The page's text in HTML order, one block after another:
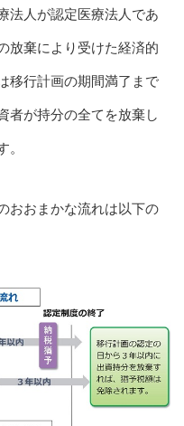
法人が認定医療法人であ
放棄により受けた経済的
移行計画の期間満了まで
者が持分の全てを放棄し
。
おおまかな流れは以下の